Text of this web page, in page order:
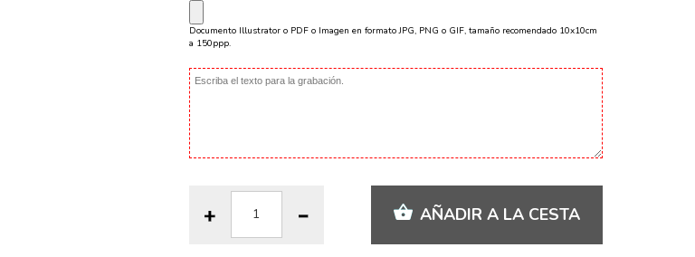
Documento Illustrator o PDF o Imagen en formato JPG, PNG o GIF, tamaño recomendado 10x10cm
a 150ppp.
AÑADIR A LA CESTA